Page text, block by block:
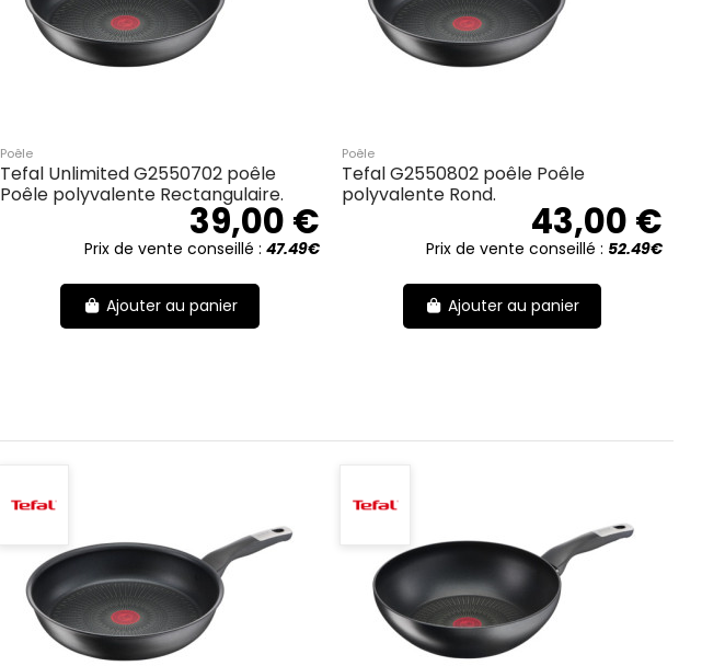
Poêle
Tefal Unlimited G2550702 poêle
Poêle polyvalente Rectangulaire.
39,00 €
Prix de vente conseillé :47.49€
Ajouter au panier
Poêle
Tefal G2550802 poêle Poêle
polyvalente Rond.
43,00 €
Prix de vente conseillé : 52.49€
Ajouter au panier